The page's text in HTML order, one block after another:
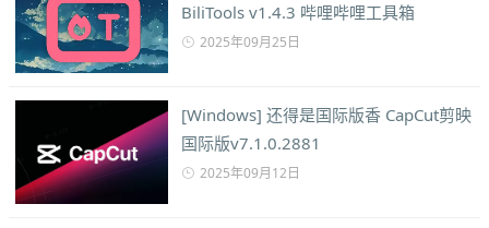
BiliTools v1.4.3 哔哩哔哩工具箱
2025年09月25日
[Windows] 还得是国际版香 CapCut剪映
国际版v7.1.0.2881
2025年09月12日